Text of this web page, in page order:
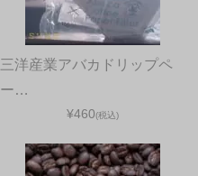
三洋産業アバカドリップペ
ー…
¥460(税込)